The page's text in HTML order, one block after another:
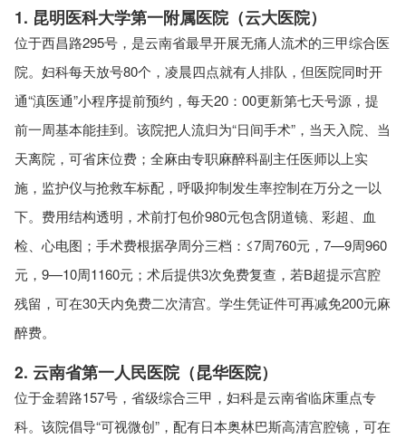
1. 昆明医科大学第一附属医院（云大医院）
位于西昌路295号，是云南省最早开展无痛人流术的三甲综合医
院。妇科每天放号80个，凌晨四点就有人排队，但医院同时开
通“滇医通”小程序提前预约，每天20：00更新第七天号源，提
前一周基本能挂到。该院把人流归为“日间手术”，当天入院、当
天离院，可省床位费；全麻由专职麻醉科副主任医师以上实
施，监护仪与抢救车标配，呼吸抑制发生率控制在万分之一以
下。费用结构透明，术前打包价980元包含阴道镜、彩超、血
检、心电图；手术费根据孕周分三档：≤7周760元，7—9周960
元，9—10周1160元；术后提供3次免费复查，若B超提示宫腔
残留，可在30天内免费二次清宫。学生凭证件可再减免200元麻
醉费。
2. 云南省第一人民医院（昆华医院）
位于金碧路157号，省级综合三甲，妇科是云南省临床重点专
科。该院倡导“可视微创”，配有日本奥林巴斯高清宫腔镜，可在